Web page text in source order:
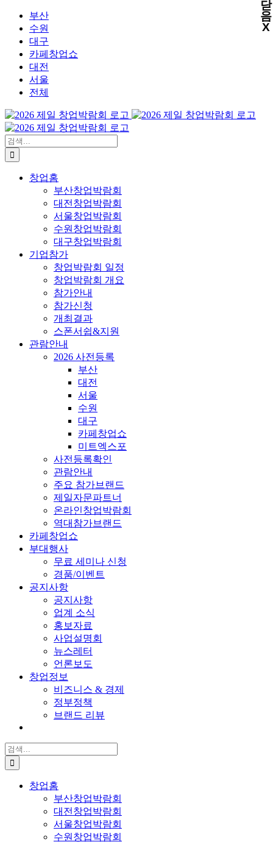
부산
수원
대구
카페창업쇼
대전
서울
전체
검
색:
창업홈
부산창업박람회
대전창업박람회
서울창업박람회
수원창업박람회
대구창업박람회
기업참가
창업박람회 일정
창업박람회 개요
참가안내
참가신청
개최결과
스폰서쉽&지원
관람안내
2026 사전등록
부산
대전
서울
수원
대구
카페창업쇼
미트엑스포
사전등록확인
관람안내
주요 참가브랜드
제일자문파트너
온라인창업박람회
역대참가브랜드
카페창업쇼
부대행사
무료 세미나 신청
경품/이벤트
공지사항
공지사항
업계 소식
홍보자료
사업설명회
뉴스레터
언론보도
창업정보
비즈니스 & 경제
정부정책
브랜드 리뷰
검
색:
창업홈
부산창업박람회
대전창업박람회
서울창업박람회
수원창업박람회
X
X
X
X
닫
음
X